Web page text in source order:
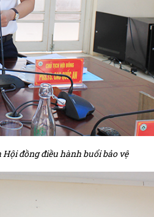
Hội đồng điều hành buổi bảo vệ